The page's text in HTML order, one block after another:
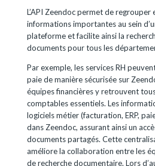
L’API Zeendoc permet de
informations importantes au sein
plateforme et facilite ainsi la
documents pour tous les
Par exemple, les services RH
paie de manière sécurisée sur
équipes financières y retrouvent
comptables essentiels. Les
logiciels métier (facturation, ERP,
dans Zeendoc, assurant ainsi un
documents partagés. Cette
améliore la collaboration entre les
de recherche documentaire. Lors